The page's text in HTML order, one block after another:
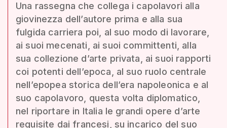
Una rassegna che collega i capolavori alla
giovinezza dell’autore prima e alla sua
fulgida carriera poi, al suo modo di lavorare,
ai suoi mecenati, ai suoi committenti, alla
sua collezione d’arte privata, ai suoi rapporti
coi potenti dell’epoca, al suo ruolo centrale
nell’epopea storica dell’era napoleonica e al
suo capolavoro, questa volta diplomatico,
nel riportare in Italia le grandi opere d’arte
requisite dai francesi, su incarico del suo